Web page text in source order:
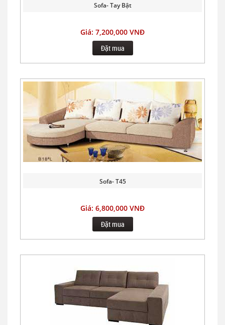
Sofa- Tay Bật
Giá: 7,200,000 VNĐ
Đặt mua
Sofa- T45
Giá: 6,800,000 VNĐ
Đặt mua